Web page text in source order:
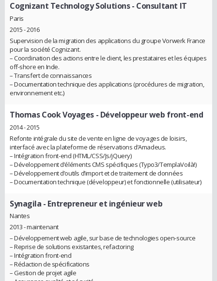
Cognizant Technology Solutions- Consultant IT
Paris
2015 - 2016
Supervision de la migration des applications du groupe Vorwerk France
pour la société Cognizant.
– Coordination des actions entre le client, les prestataires et les équipes
off-shore en Inde.
– Transfert de connaissances
– Documentation technique des applications (procédures de migration,
environnement etc.)
Thomas Cook Voyages - Développeur web front-end
2014 - 2015
Refonte intégrale du site de vente en ligne de voyages de loisirs,
interfacé avec la plateforme de réservations d’Amadeus.
– Intégration front-end (HTML/CSS/Js/jQuery)
– Développement d’éléments CMS spécifiques (Typo3/TemplaVoilà!)
– Développement d’outils d’import et de traitement de données
– Documentation technique (développeur) et fonctionnelle (utilisateur)
Synagila - Entrepreneur et ingénieur web
Nantes
2013 - maintenant
– Développement web agile, sur base de technologies open-source
– Reprise de solutions existantes, refactoring
– Intégration front-end
– Rédaction de spécifications
– Gestion de projet agile